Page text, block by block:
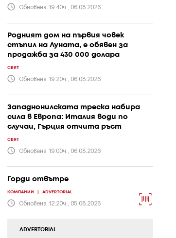
Обновена 19:40ч., 06.08.2026
Родният дом на първия човек
стъпил на Луната, е обявен за
продажба за 430 000 долара
СВЯТ
Обновена 19:20ч., 06.08.2026
Западнонилската треска набира
сила в Европа: Италия води по
случаи, Гърция отчита ръст
СВЯТ
Обновена 19:00ч., 06.08.2026
Горди отвътре
КОМПАНИИ ADVERTORIAL
Обновена 12:20ч., 05.08.2026
ADVERTORIAL